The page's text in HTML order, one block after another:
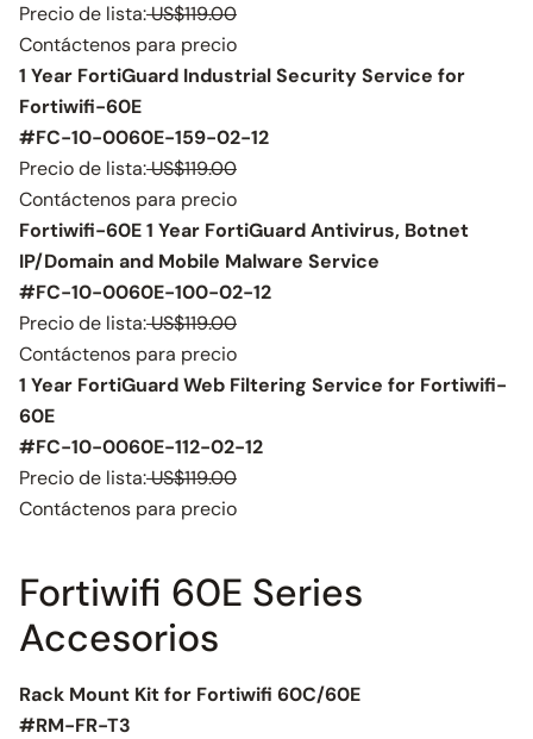
Precio de lista:US$119.00
Contáctenos para precio
1 Year FortiGuard Industrial Security Service for
Fortiwifi-60E
#FC-10-0060E-159-02-12
Precio de lista:US$119.00
Contáctenos para precio
Fortiwifi-60E 1 Year FortiGuard Antivirus, Botnet
IP/Domain and Mobile Malware Service
#FC-10-0060E-100-02-12
Precio de lista:US$119.00
Contáctenos para precio
1 Year FortiGuard Web Filtering Service for Fortiwifi-
60E
#FC-10-0060E-112-02-12
Precio de lista:US$119.00
Contáctenos para precio
Fortiwifi 60E Series
Accesorios
Rack Mount Kit for Fortiwifi 60C/60E
#RM-FR-T3